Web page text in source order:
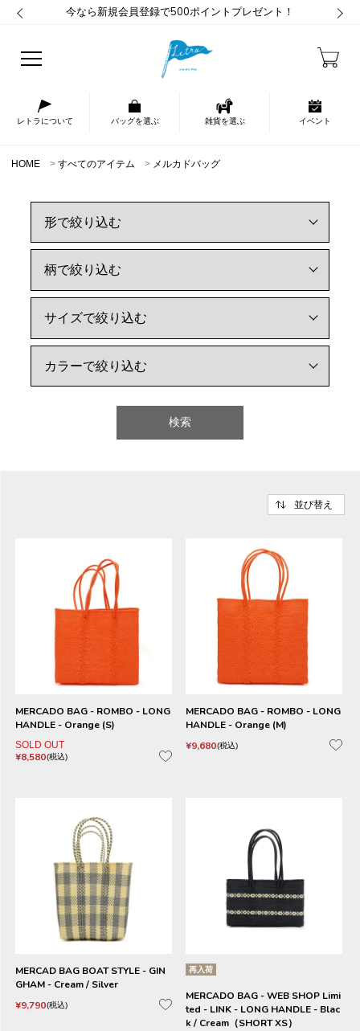
今なら新規会員登録で500ポイントプレゼント！
レトラについて バッグを選ぶ 雑貨を選ぶ イベント
HOME すべてのアイテム メルカドバッグ
検索
並び替え
MERCADO BAG - ROMBO - LONG
HANDLE - Orange (S)
SOLD OUT
¥8,580 税込
MERCADO BAG - ROMBO - LONG
HANDLE - Orange (M)
¥9,680 税込
MERCAD BAG BOAT STYLE - GIN
GHAM - Cream / Silver
¥9,790 税込
再入荷
MERCADO BAG - WEB SHOP Limi
ted - LINK - LONG HANDLE - Blac
k / Cream（SHORT XS）